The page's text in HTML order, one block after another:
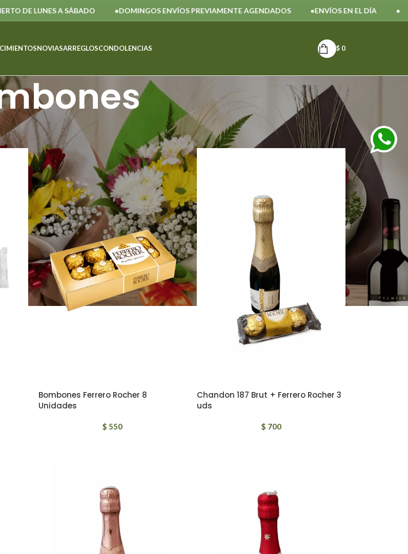
DE LUNES A SÁBADO DOMINGOS ENVÍOS PREVIAMENTE AGENDADOS ENVÍOS EN EL DÍA
NOVIASARREGLOSCONDOLENCIAS $ 0
Bombones Ferrero Rocher 8
Unidades
$ 550
Chandon 187 Brut + Ferrero Rocher 3
uds
$ 700